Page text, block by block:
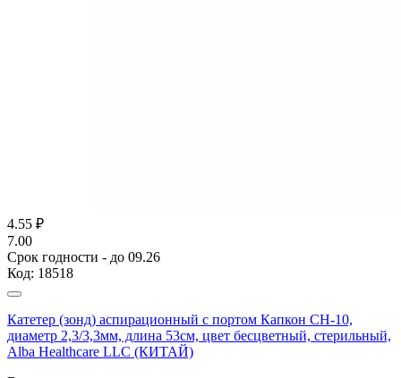
4.55 ₽
7.00
Срок годности - до 09.26
Код: 18518
Катетер (зонд) аспирационный с портом Капкон CH-10,
диаметр 2,3/3,3мм, длина 53см, цвет бесцветный, стерильный,
Alba Healthcare LLC (КИТАЙ)